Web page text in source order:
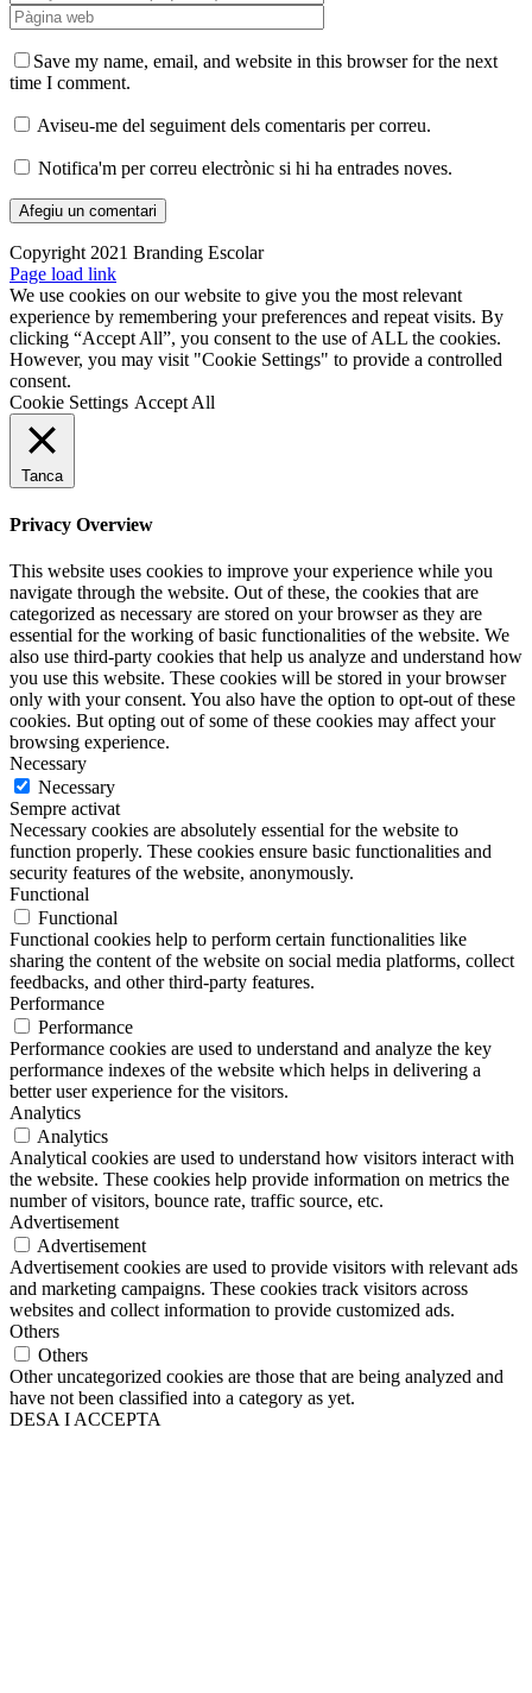
Save my name, email, and website in this browser for the next
time I comment.
Aviseu-me del seguiment dels comentaris per correu.
Notifica'm per correu electrònic si hi ha entrades noves.
Copyright 2021 Branding Escolar
X
Instagram
LinkedIn
YouTube
Email:
Facebook
Page load link
We use cookies on our website to give you the most relevant
experience by remembering your preferences and repeat visits. By
clicking “Accept All”, you consent to the use of ALL the cookies.
However, you may visit "Cookie Settings" to provide a controlled
consent.
Cookie Settings Accept All
Tanca
Privacy Overview
This website uses cookies to improve your experience while you
navigate through the website. Out of these, the cookies that are
categorized as necessary are stored on your browser as they are
essential for the working of basic functionalities of the website. We
also use third-party cookies that help us analyze and understand how
you use this website. These cookies will be stored in your browser
only with your consent. You also have the option to opt-out of these
cookies. But opting out of some of these cookies may affect your
browsing experience.
Necessary
Necessary
Sempre activat
Necessary cookies are absolutely essential for the website to
function properly. These cookies ensure basic functionalities and
security features of the website, anonymously.
Functional
Functional
Functional cookies help to perform certain functionalities like
sharing the content of the website on social media platforms, collect
feedbacks, and other third-party features.
Performance
Performance
Performance cookies are used to understand and analyze the key
performance indexes of the website which helps in delivering a
better user experience for the visitors.
Analytics
Analytics
Analytical cookies are used to understand how visitors interact with
the website. These cookies help provide information on metrics the
number of visitors, bounce rate, traffic source, etc.
Advertisement
Advertisement
Advertisement cookies are used to provide visitors with relevant ads
and marketing campaigns. These cookies track visitors across
websites and collect information to provide customized ads.
Others
Others
Other uncategorized cookies are those that are being analyzed and
have not been classified into a category as yet.
DESA I ACCEPTA